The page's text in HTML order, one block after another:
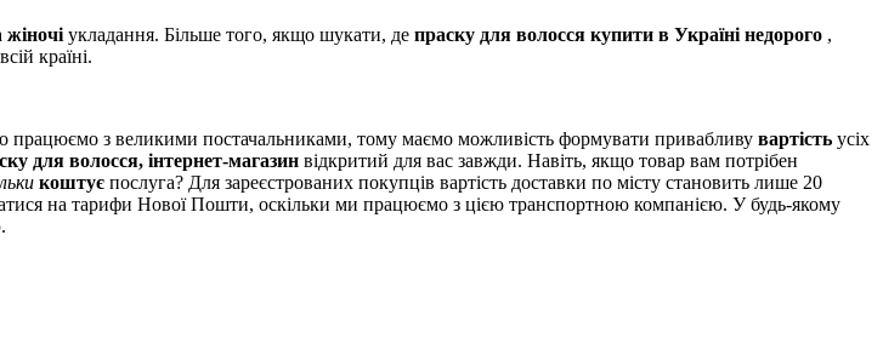
жіночі укладання. Більше того, якщо шукати, де праску для волосся купити в Україні недорого ,
країні.
працюємо з великими постачальниками, тому маємо можливість формувати привабливу вартість усіх
для волосся, інтернет-магазин відкритий для вас завжди. Навіть, якщо товар вам потрібен
коштує послуга? Для зареєстрованих покупців вартість доставки по місту становить лише 20
на тарифи Нової Пошти, оскільки ми працюємо з цією транспортною компанією. У будь-якому